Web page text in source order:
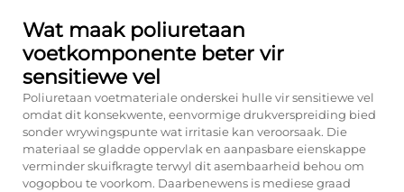
Wat maak poliuretaan
voetkomponente beter vir
sensitiewe vel
Poliuretaan voetmateriale onderskei hulle vir sensitiewe vel
omdat dit konsekwente, eenvormige drukverspreiding bied
sonder wrywingspunte wat irritasie kan veroorsaak. Die
materiaal se gladde oppervlak en aanpasbare eienskappe
verminder skuifkragte terwyl dit asembaarheid behou om
vogopbou te voorkom. Daarbenewens is mediese graad